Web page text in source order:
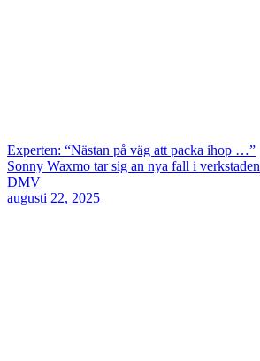
Experten: “Nästan på väg att packa ihop …”
Sonny Waxmo tar sig an nya fall i verkstaden
DMV
augusti 22, 2025